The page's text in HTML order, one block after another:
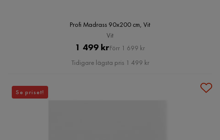
Profi Madrass 90x200 cm, Vit
Vit
Pris
1 499 krOriginal
Pris
Förr 1 699 kr
Tidigare lägsta pris 1 499 kr
Se priset!